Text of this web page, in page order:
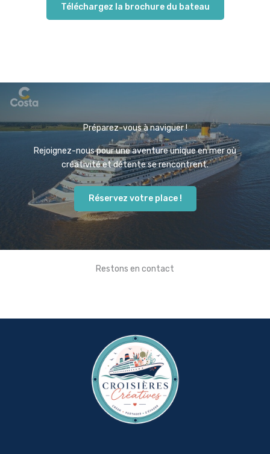
Téléchargez la brochure du bateau
Préparez-vous à naviguer !
Rejoignez-nous pour une aventure unique en mer où
créativité et détente se rencontrent.
Réservez votre place !
Restons en contact